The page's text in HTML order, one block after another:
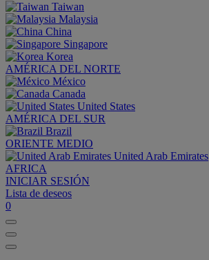
Taiwan
Malaysia
China
Singapore
Korea
AMÉRICA DEL NORTE
México
Canada
United States
AMÉRICA DEL SUR
Brazil
ORIENTE MEDIO
United Arab Emirates
AFRICA
INICIAR SESIÓN
Lista de deseos
0